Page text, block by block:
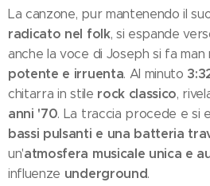
La canzone, pur mantenendo il
radicato nel folk, si espande
anche la voce di Joseph si fa
potente e irruenta. Al minuto
chitarra in stile rock classico,
anni '70. La traccia procede e si
bassi pulsanti e una batteria
un'atmosfera musicale unica e
influenze underground.